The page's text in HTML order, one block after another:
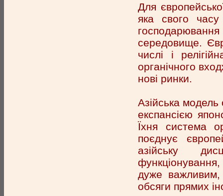
Для
яка свого
середовище.
числі і
органічного
нові ринки.
Азійська
експансією
Їхня система
поєднує
азійську
дуже важливим,
обсяги прямих